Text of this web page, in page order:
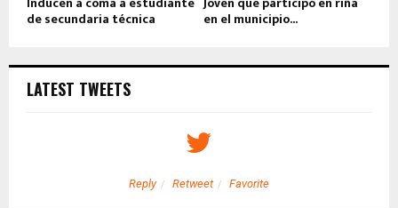
de secundaria técnica en el municipio...
LATEST TWEETS
Reply Retweet Favorite